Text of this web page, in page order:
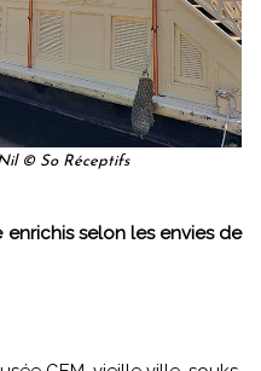
© So Réceptifs